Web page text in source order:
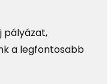
pályázat,
a legfontosabb
Kollégium 2026 /